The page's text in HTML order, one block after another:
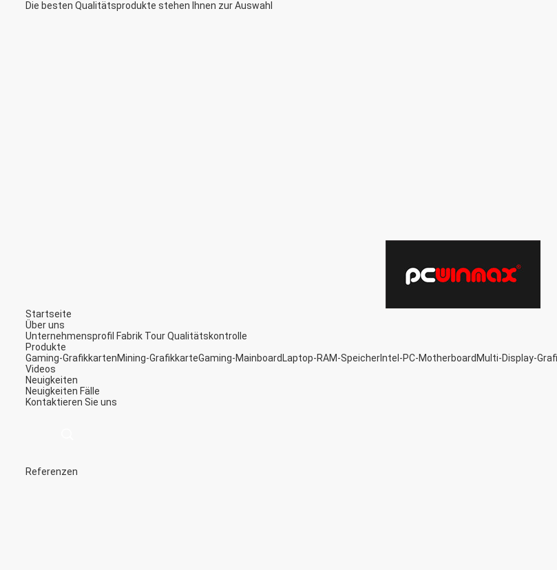
Die besten Qualitätsprodukte stehen Ihnen zur Auswahl
Startseite
Über uns
Unternehmensprofil Fabrik TourQualitätskontrolle
Produkte
Gaming-GrafikkartenMining-GrafikkarteGaming-Mainboard Laptop-RAM-SpeicherIntel-PC-Motherboard Multi-Display-
Videos
Neuigkeiten
Neuigkeiten Fälle
Kontaktieren Sie uns
Referenzen